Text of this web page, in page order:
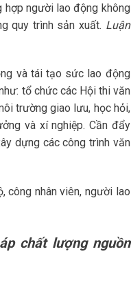
hợp người lao động không
quy trình sản xuất. Luận
và tái tạo sức lao động
tổ chức các Hội thi văn
trường giao lưu, học hỏi,
và xí nghiệp. Cần đẩy
dựng các công trình văn
công nhân viên, người lao
chất lượng nguồn